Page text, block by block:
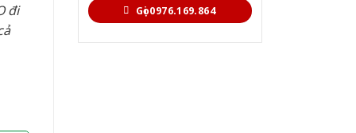
Gọi 0976.169.864
đi